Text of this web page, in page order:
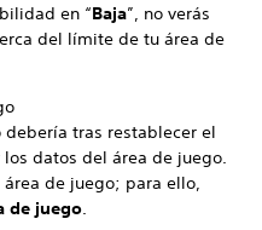
en “Baja”, no verás
del límite de tu área de
tras restablecer el
datos del área de juego.
de juego; para ello,
de juego.